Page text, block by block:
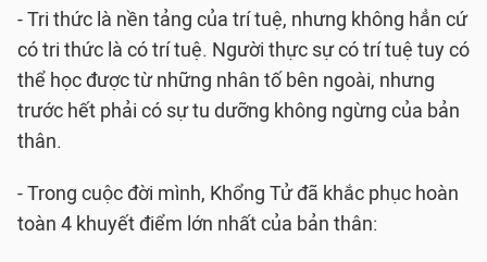
- Tri thức là nền tảng của trí tuệ, nhưng không hẳn cứ
có tri thức là có trí tuệ. Người thực sự có trí tuệ tuy có
thể học được từ những nhân tố bên ngoài, nhưng
trước hết phải có sự tu dưỡng không ngừng của bản
thân.
- Trong cuộc đời mình, Khổng Tử đã khắc phục hoàn
toàn 4 khuyết điểm lớn nhất của bản thân: